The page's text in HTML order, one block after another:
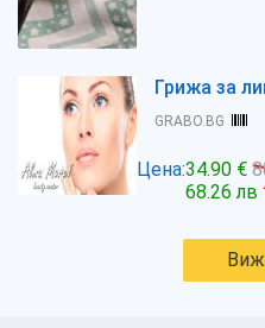
Грижа за
GRABO.BG
Цена:34.90 €
68.26 лв